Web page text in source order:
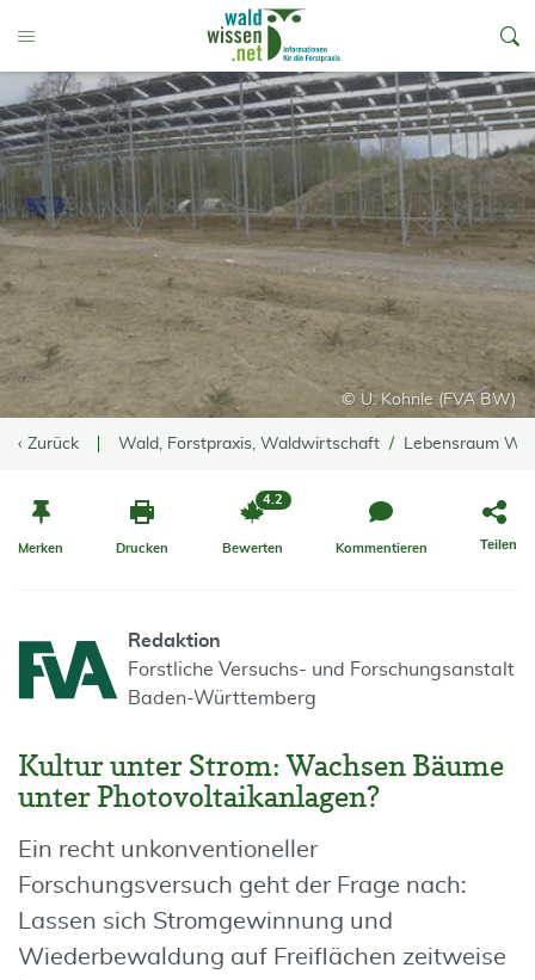
Toggle Menu
© U. Kohnle (FVA BW)
‹ Zurück Wald, Forstpraxis, Waldwirtschaft Lebensraum
Merken Drucken Bewerten
4.2
Kommentieren Teilen
Redaktion
Forstliche Versuchs- und Forschungsanstalt
Baden-Württemberg
Kultur unter Strom: Wachsen Bäume
unter Photovoltaikanlagen?
Ein recht unkonventioneller
Forschungsversuch geht der Frage nach:
Lassen sich Stromgewinnung und
Wiederbewaldung auf Freiflächen zeitweise